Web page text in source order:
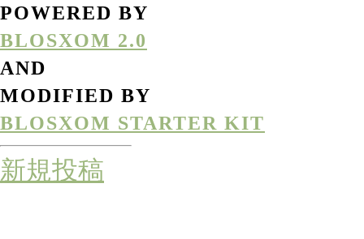
POWERED BY
BLOSXOM 2.0
AND
MODIFIED BY
BLOSXOM STARTER KIT
新規投稿